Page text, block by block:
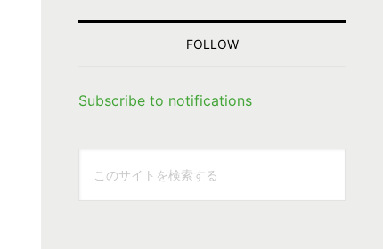
FOLLOW
Subscribe to notifications